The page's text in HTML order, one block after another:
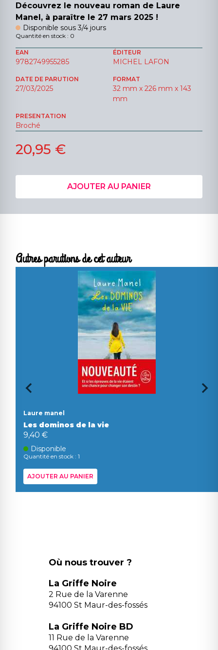
Découvrez le nouveau roman de Laure
Manel, à paraître le 27 mars 2025 !
Disponible sous 3/4 jours
Quantité en stock : 0
EAN
9782749955285
ÉDITEUR
MICHEL LAFON
DATE DE PARUTION
27/03/2025
FORMAT
32 mm x 226 mm x 143
mm
PRESENTATION
Broché
20,95 €
AJOUTER AU PANIER
Autres parutions de cet auteur
Laure manel
Les dominos de la vie
9,40 €
Disponible
Quantité en stock : 1
AJOUTER AU PANIER
Où nous trouver ?
La Griffe Noire
2 Rue de la Varenne
94100 St Maur-des-fossés
La Griffe Noire BD
11 Rue de la Varenne